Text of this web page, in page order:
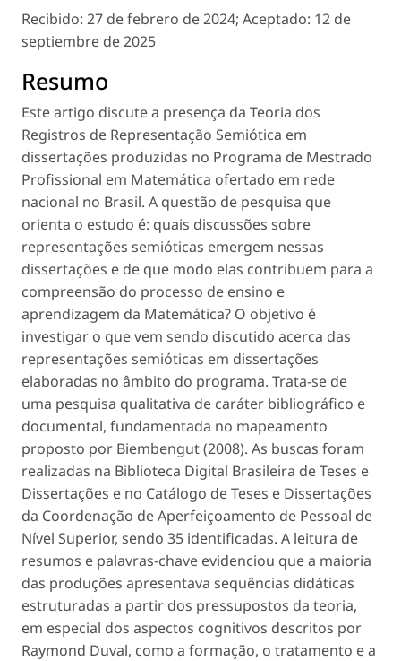
Recibido: 27 de febrero de 2024; Aceptado: 12 de
septiembre de 2025
Resumo
Este artigo discute a presença da Teoria dos
Registros de Representação Semiótica em
dissertações produzidas no Programa de Mestrado
Profissional em Matemática ofertado em rede
nacional no Brasil. A questão de pesquisa que
orienta o estudo é: quais discussões sobre
representações semióticas emergem nessas
dissertações e de que modo elas contribuem para a
compreensão do processo de ensino e
aprendizagem da Matemática? O objetivo é
investigar o que vem sendo discutido acerca das
representações semióticas em dissertações
elaboradas no âmbito do programa. Trata-se de
uma pesquisa qualitativa de caráter bibliográfico e
documental, fundamentada no mapeamento
proposto por Biembengut (2008). As buscas foram
realizadas na Biblioteca Digital Brasileira de Teses e
Dissertações e no Catálogo de Teses e Dissertações
da Coordenação de Aperfeiçoamento de Pessoal de
Nível Superior, sendo 35 identificadas. A leitura de
resumos e palavras-chave evidenciou que a maioria
das produções apresentava sequências didáticas
estruturadas a partir dos pressupostos da teoria,
em especial dos aspectos cognitivos descritos por
Raymond Duval, como a formação, o tratamento e a